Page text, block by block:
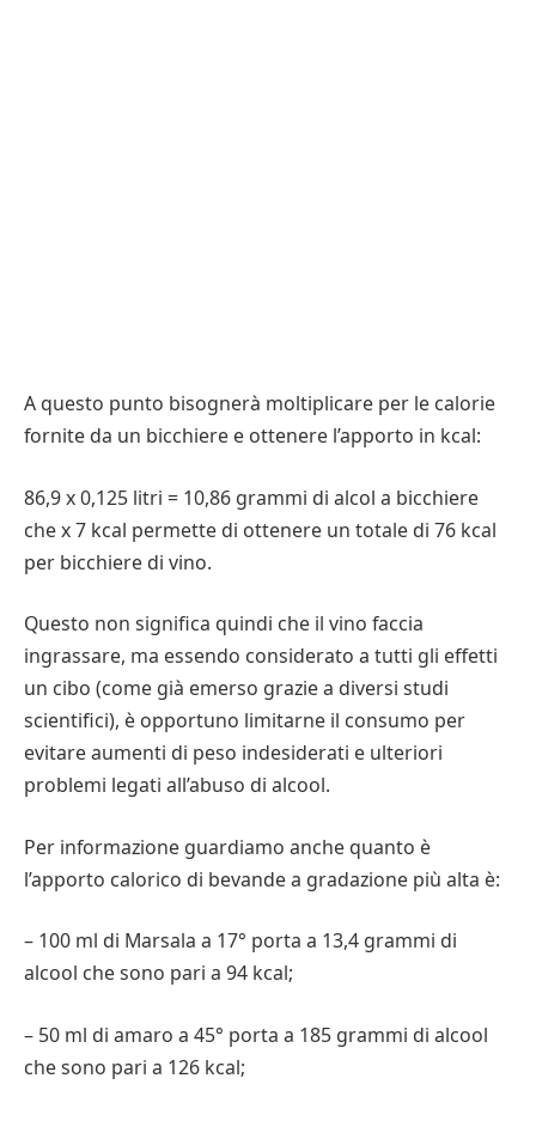
A questo punto bisognerà moltiplicare per le calorie
fornite da un bicchiere e ottenere l’apporto in kcal:
86,9 x 0,125 litri = 10,86 grammi di alcol a bicchiere
che x 7 kcal permette di ottenere un totale di 76 kcal
per bicchiere di vino.
Questo non significa quindi che il vino faccia
ingrassare, ma essendo considerato a tutti gli effetti
un cibo (come già emerso grazie a diversi studi
scientifici), è opportuno limitarne il consumo per
evitare aumenti di peso indesiderati e ulteriori
problemi legati all’abuso di alcool.
Per informazione guardiamo anche quanto è
l’apporto calorico di bevande a gradazione più alta è:
– 100 ml di Marsala a 17° porta a 13,4 grammi di
alcool che sono pari a 94 kcal;
– 50 ml di amaro a 45° porta a 185 grammi di alcool
che sono pari a 126 kcal;